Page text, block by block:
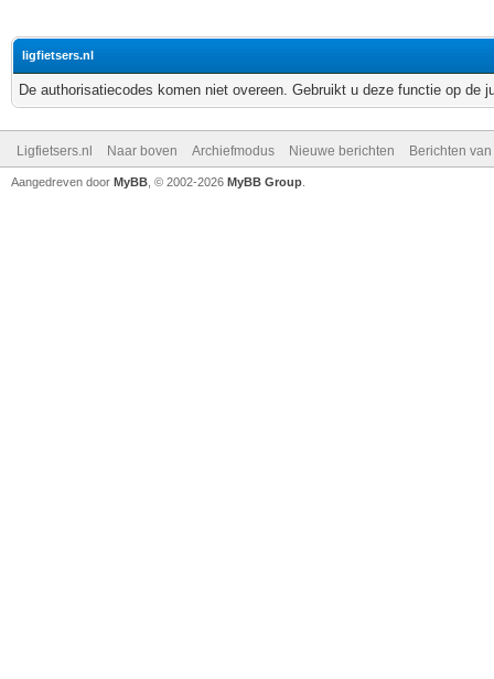
ligfietsers.nl
De authorisatiecodes komen niet overeen. Gebruikt u deze functie op de
Ligfietsers.nl Naar boven Archiefmodus Nieuwe berichten Berichten
Aangedreven door MyBB , © 2002-2026 MyBB Group